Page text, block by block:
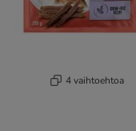
4 vaihtoehtoa